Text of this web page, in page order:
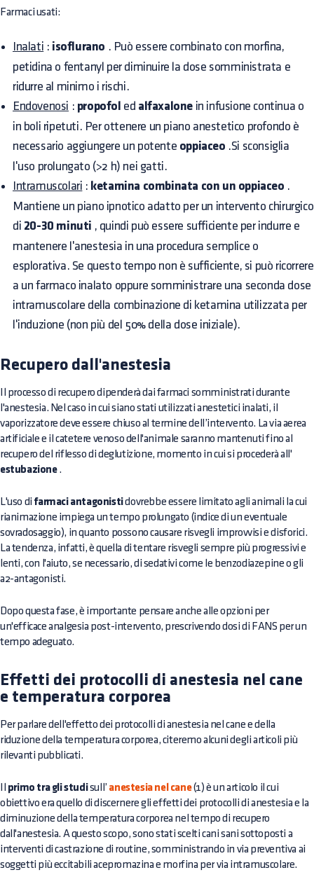
Farmaci usati:
Inalati : isoflurano . Può essere combinato con morfina,
petidina o fentanyl per diminuire la dose somministrata e
ridurre al minimo i rischi.
Endovenosi : propofol ed alfaxalone in infusione continua o
in boli ripetuti. Per ottenere un piano anestetico profondo è
necessario aggiungere un potente oppiaceo .Si sconsiglia
l'uso prolungato (>2 h) nei gatti.
Intramuscolari : ketamina combinata con un oppiaceo .
Mantiene un piano ipnotico adatto per un intervento chirurgico
di 20-30 minuti , quindi può essere sufficiente per indurre e
mantenere l'anestesia in una procedura semplice o
esplorativa. Se questo tempo non è sufficiente, si può ricorrere
a un farmaco inalato oppure somministrare una seconda dose
intramuscolare della combinazione di ketamina utilizzata per
l'induzione (non più del 50% della dose iniziale).
Recupero dall'anestesia
Il processo di recupero dipenderà dai farmaci somministrati durante
l'anestesia. Nel caso in cui siano stati utilizzati anestetici inalati, il
vaporizzatore deve essere chiuso al termine dell’intervento. La via aerea
artificiale e il catetere venoso dell'animale saranno mantenuti fino al
recupero del riflesso di deglutizione, momento in cui si procederà all'
estubazione.
L'uso di farmaci antagonistidovrebbe essere limitato agli animali la cui
rianimazione impiega un tempo prolungato (indice di un eventuale
sovradosaggio), in quanto possono causare risvegli improvvisi e disforici.
La tendenza, infatti, è quella di tentare risvegli sempre più progressivi e
lenti, con l'aiuto, se necessario, di sedativi come le benzodiazepine o gli
a2-antagonisti.
Dopo questa fase, è importante pensare anche alle opzioni per
un'efficace analgesia post-intervento, prescrivendo dosi di FANS per un
tempo adeguato.
Effetti dei protocolli di anestesia nel cane
e temperatura corporea
Per parlare dell'effetto dei protocolli di anestesia nel cane e della
riduzione della temperatura corporea, citeremo alcuni degli articoli più
rilevanti pubblicati.
primo tra gli studisull’ anestesia nel cane(1) è un articolo il cui
obiettivo era quello di discernere gli effetti dei protocolli di anestesia e la
diminuzione della temperatura corporea nel tempo di recupero
dall'anestesia. A questo scopo, sono stati scelti cani sani sottoposti a
interventi di castrazione di routine, somministrando in via preventiva ai
soggetti più eccitabili acepromazina e morfina per via intramuscolare.